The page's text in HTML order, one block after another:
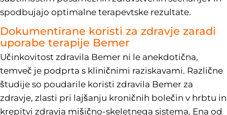
spodbujajo optimalne terapevtske rezultate.
Dokumentirane koristi za zdravje zaradi
uporabe terapije Bemer
Učinkovitost zdravila Bemer ni le anekdotična,
temveč je podprta s kliničnimi raziskavami. Različne
študije so poudarile koristi zdravila Bemer za
zdravje, zlasti pri lajšanju kroničnih bolečin v hrbtu in
krepitvi zdravja mišično-skeletnega sistema. Ena od